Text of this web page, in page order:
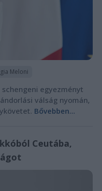
Meloni
egyezményt
válság nyomán,
Bővebben...
Ceutába,